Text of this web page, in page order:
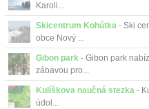
Karoli...
Skicentrum Kohútka - Ski
obce Nový ...
Gibon park - Gibon park
zábavou pro...
Kulíškova naučná stezka -
údol...